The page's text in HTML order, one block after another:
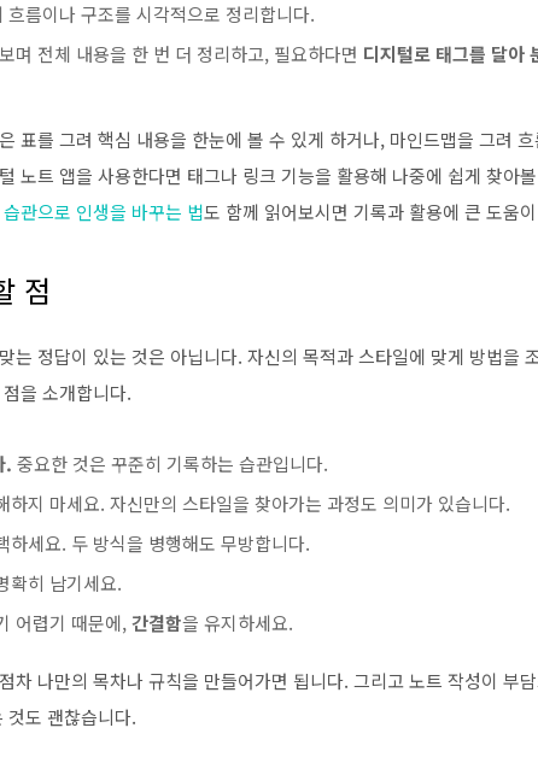
름이나 구조를 시각적으로 정리합니다.
며 전체 내용을 한 번 더 정리하고, 필요하다면 디지털로 태그를 달아
표를 그려 핵심 내용을 한눈에 볼 수 있게 하거나, 마인드맵을 그려 흐
노트 앱을 사용한다면 태그나 링크 기능을 활용해 나중에 쉽게 찾아
관으로 인생을 바꾸는 법도 함께 읽어보시면 기록과 활용에 큰 도움
점
는 정답이 있는 것은 아닙니다. 자신의 목적과 스타일에 맞게 방법을
을 소개합니다.
. 중요한 것은 꾸준히 기록하는 습관입니다.
지 마세요. 자신만의 스타일을 찾아가는 과정도 의미가 있습니다.
세요. 두 방식을 병행해도 무방합니다.
확히 남기세요.
어렵기 때문에, 간결함을 유지하세요.
차 나만의 목차나 규칙을 만들어가면 됩니다. 그리고 노트 작성이 부
것도 괜찮습니다.